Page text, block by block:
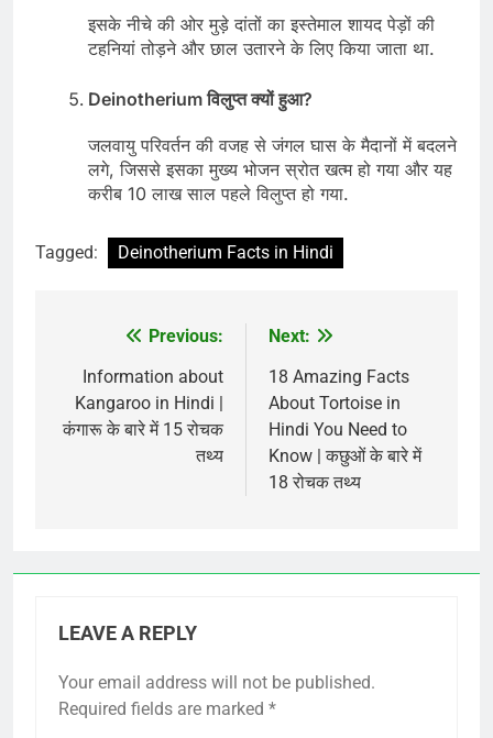
इसके नीचे की ओर मुड़े दांतों का इस्तेमाल शायद पेड़ों की
टहनियां तोड़ने और छाल उतारने के लिए किया जाता था.
Deinotherium विलुप्त क्यों हुआ?
जलवायु परिवर्तन की वजह से जंगल घास के मैदानों में बदलने
लगे, जिससे इसका मुख्य भोजन स्रोत खत्म हो गया और यह
करीब 10 लाख साल पहले विलुप्त हो गया.
Tagged: Deinotherium Facts in Hindi
navigation
Previous:
Information about
Kangaroo in Hindi |
कंगारू के बारे में 15 रोचक
तथ्य
Next:
18 Amazing Facts
About Tortoise in
Hindi You Need to
Know | कछुओं के बारे में
18 रोचक तथ्य
LEAVE A REPLY
Your email address will not be published.
Required fields are marked *